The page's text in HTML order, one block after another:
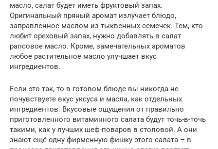
масло, салат будет иметь фруктовый запах.
Оригинальный пряный аромат излучает блюдо,
заправленное маслом из тыквенных семечек. Тем, кто
любит ореховый запах, нужно добавлять в салат
рапсовое масло. Кроме, замечательных ароматов
любое растительное масло улучшает вкус
ингредиентов.
Если это так, то в готовом блюде вы никогда не
почувствуете вкус уксуса и масла, как отдельных
ингредиентов. Вкусовые ощущения от правильно
приготовленного витаминного салата будут точь-в-точь
такими, как у лучших шеф-поваров в столовой. А они
знают ещё одну фирменную фишку этого салата – в